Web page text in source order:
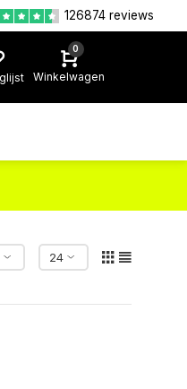
126874 reviews
0
Winkelwagen